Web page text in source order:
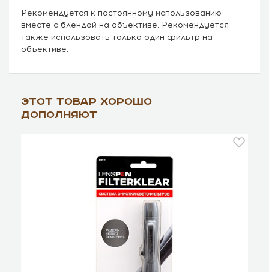
Рекомендуется к постоянному использованию
вместе с блендой на объективе. Рекомендуется
также использовать только один фильтр на
объективе.
Этот товар хорошо
дополняют